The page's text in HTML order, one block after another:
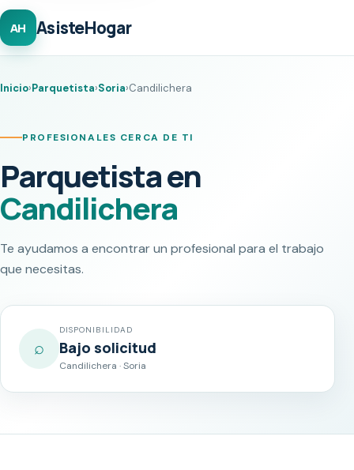
AH AsisteHogar
Inicio›Parquetista›Soria›Candilichera
PROFESIONALES CERCA DE TI
Parquetista en
Candilichera
Te ayudamos a encontrar un profesional para el trabajo
que necesitas.
⌕
DISPONIBILIDAD
Bajo solicitud
Candilichera · Soria